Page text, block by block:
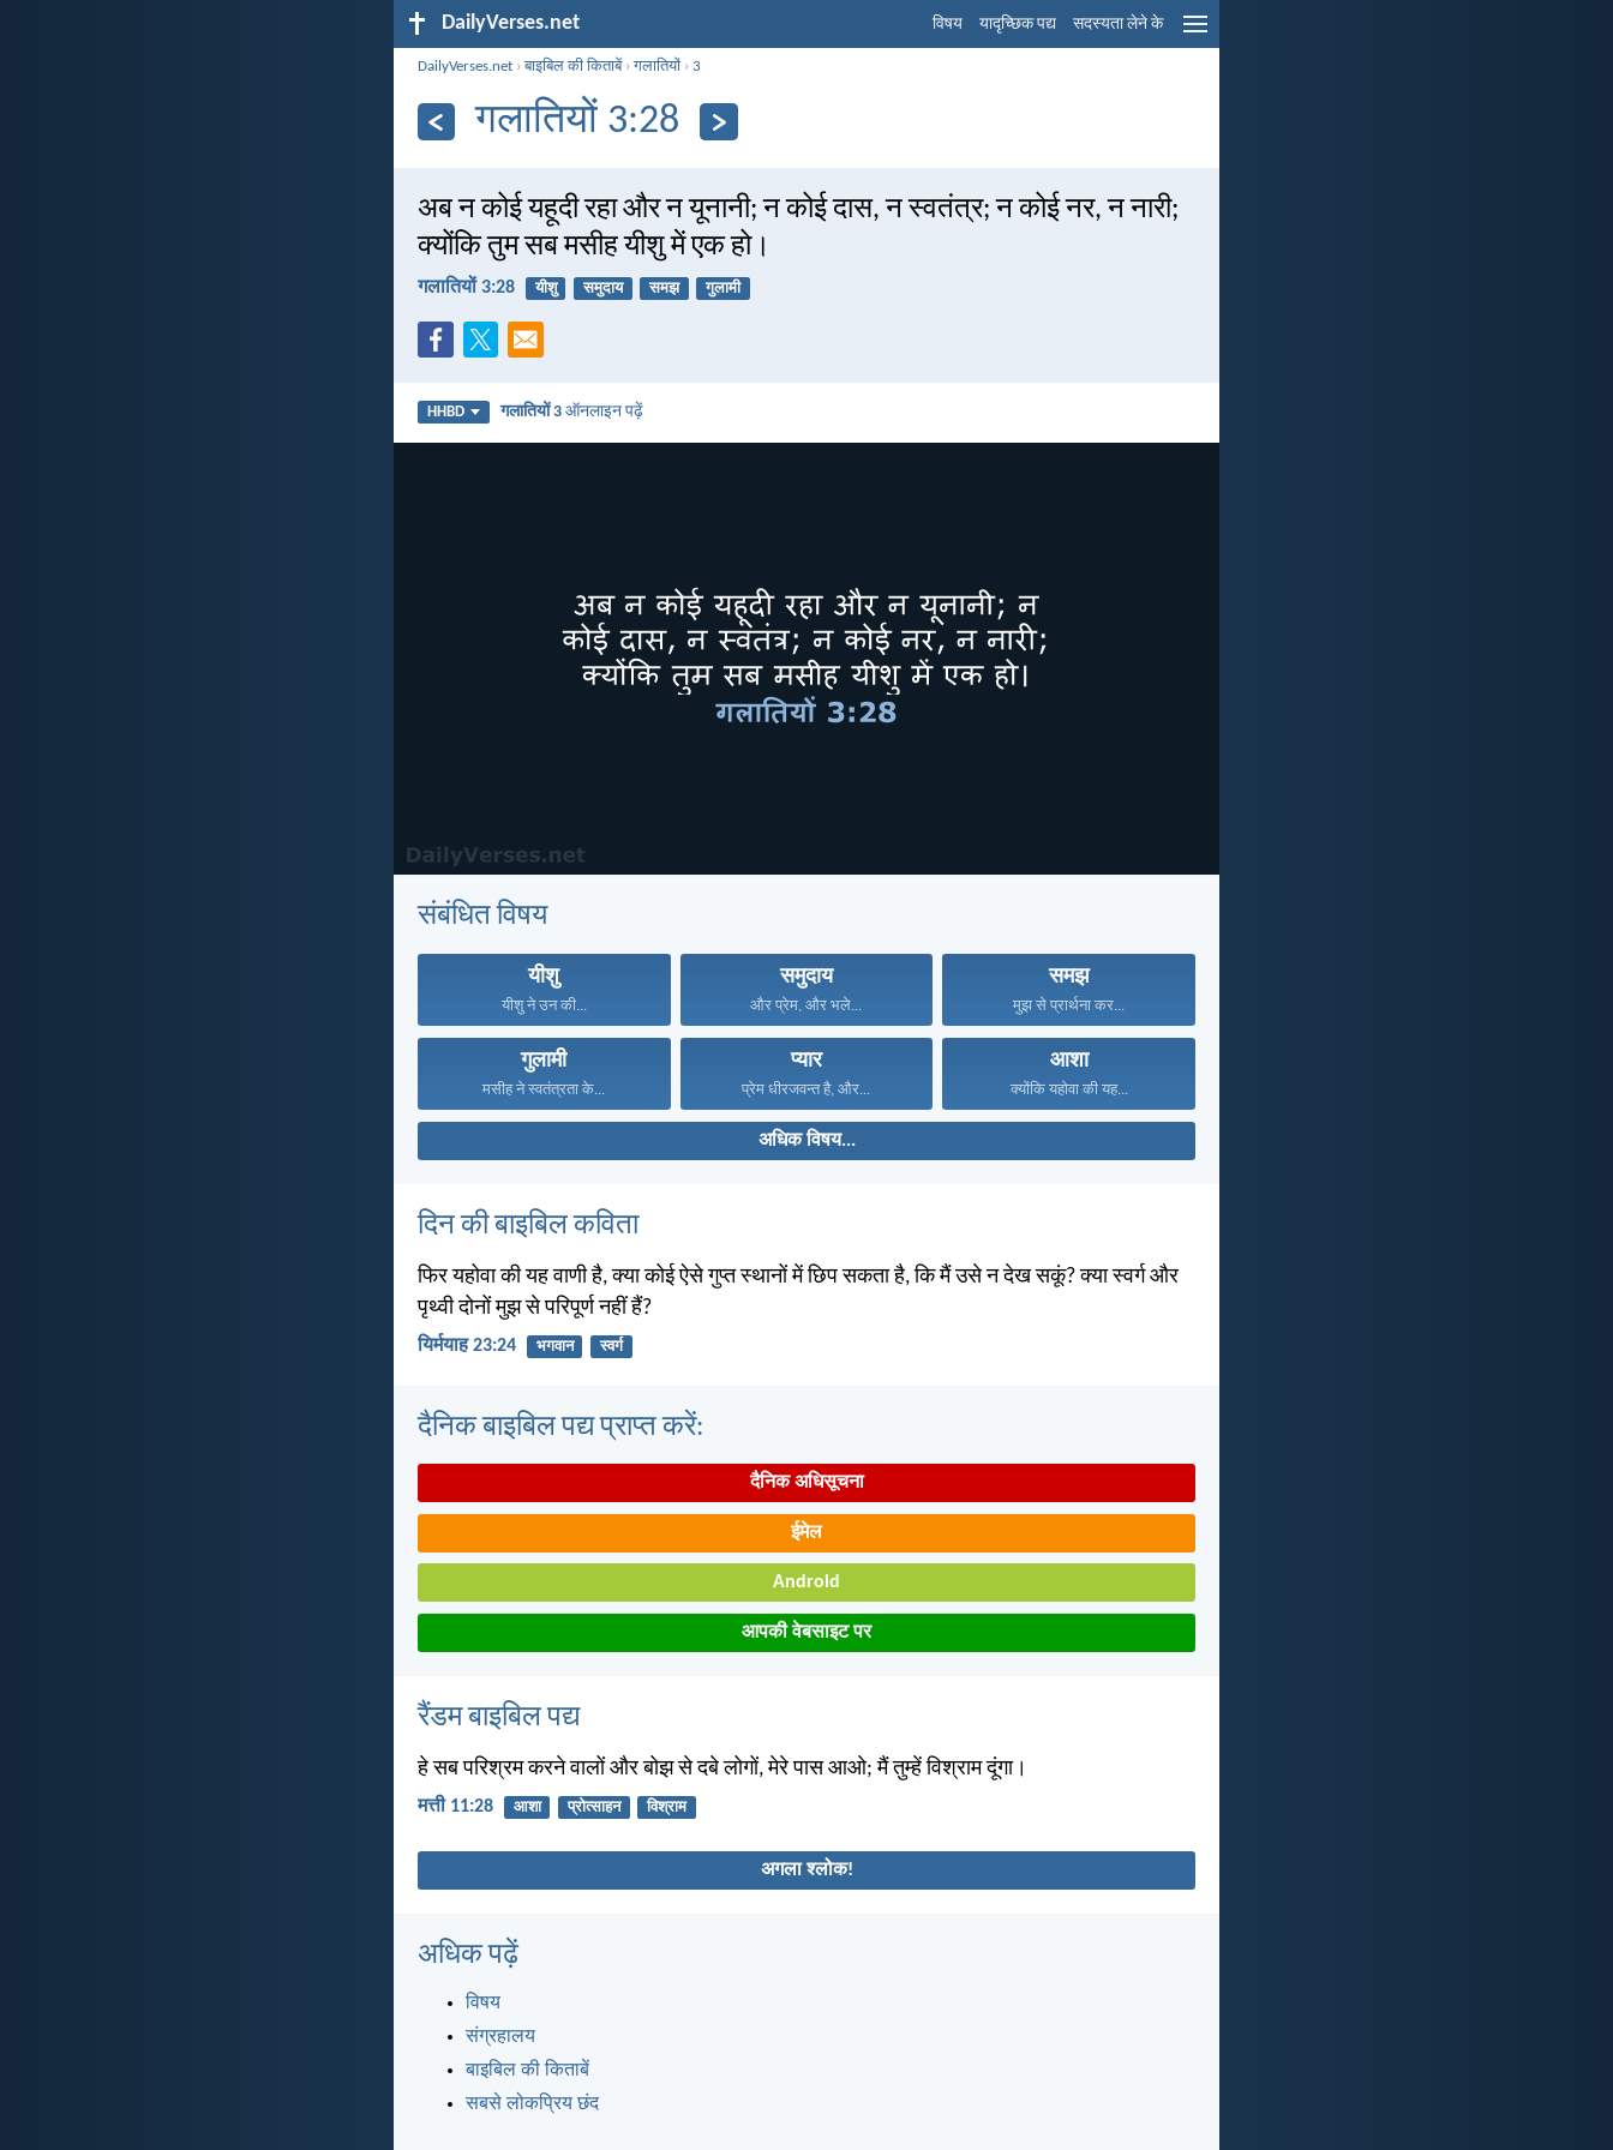
DailyVerses.net विषय यादृच्छिक पद्य सदस्यता लेने के
DailyVerses.net ›बाइबिल की किताबें›गलातियों ›3
गलातियों 3:28
अब न कोई यहूदी रहा और न यूनानी; न कोई दास, न स्वतंत्र; न कोई नर, न नारी;
क्योंकि तुम सब मसीह यीशु में एक हो।
गलातियों 3:28 यीशु समुदाय समझ गुलामी
HHBD गलातियों 3 ऑनलाइन पढ़ें
संबंधित विषय
यीशु
यीशु ने उन की...
समुदाय
और प्रेम, और भले...
समझ
मुझ से प्रार्थना कर...
गुलामी
मसीह ने स्वतंत्रता के...
प्यार
प्रेम धीरजवन्त है, और...
आशा
क्योंकि यहोवा की यह...
अधिक विषय...
दिन की बाइबिल कविता
फिर यहोवा की यह वाणी है, क्या कोई ऐसे गुप्त स्थानों में छिप सकता है, कि मैं उसे न देख सकूं? क्या स्वर्ग और
पृथ्वी दोनों मुझ से परिपूर्ण नहीं हैं?
यिर्मयाह 23:24 भगवान स्वर्ग
दैनिक बाइबिल पद्य प्राप्त करें:
दैनिक अधिसूचना
ईमेल
Android
आपकी वेबसाइट पर
रैंडम बाइबिल पद्य
हे सब परिश्रम करने वालों और बोझ से दबे लोगों, मेरे पास आओ; मैं तुम्हें विश्राम दूंगा।
मत्ती 11:28 आशा प्रोत्साहन विश्राम
अगला श्लोक!
अधिक पढ़ें
विषय
संग्रहालय
बाइबिल की किताबें
सबसे लोकप्रिय छंद